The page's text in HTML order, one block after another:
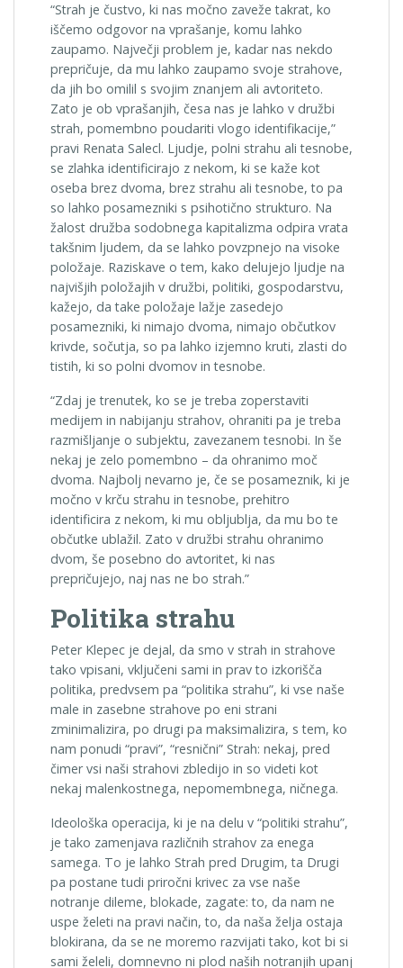
“Strah je čustvo, ki nas močno zaveže takrat, ko
iščemo odgovor na vprašanje, komu lahko
zaupamo. Največji problem je, kadar nas nekdo
prepričuje, da mu lahko zaupamo svoje strahove,
da jih bo omilil s svojim znanjem ali avtoriteto.
Zato je ob vprašanjih, česa nas je lahko v družbi
strah, pomembno poudariti vlogo identifikacije,”
pravi Renata Salecl. Ljudje, polni strahu ali tesnobe,
se zlahka identificirajo z nekom, ki se kaže kot
oseba brez dvoma, brez strahu ali tesnobe, to pa
so lahko posamezniki s psihotično strukturo. Na
žalost družba sodobnega kapitalizma odpira vrata
takšnim ljudem, da se lahko povzpnejo na visoke
položaje. Raziskave o tem, kako delujejo ljudje na
najvišjih položajih v družbi, politiki, gospodarstvu,
kažejo, da take položaje lažje zasedejo
posamezniki, ki nimajo dvoma, nimajo občutkov
krivde, sočutja, so pa lahko izjemno kruti, zlasti do
tistih, ki so polni dvomov in tesnobe.
“Zdaj je trenutek, ko se je treba zoperstaviti
medijem in nabijanju strahov, ohraniti pa je treba
razmišljanje o subjektu, zavezanem tesnobi. In še
nekaj je zelo pomembno – da ohranimo moč
dvoma. Najbolj nevarno je, če se posameznik, ki je
močno v krču strahu in tesnobe, prehitro
identificira z nekom, ki mu obljublja, da mu bo te
občutke ublažil. Zato v družbi strahu ohranimo
dvom, še posebno do avtoritet, ki nas
prepričujejo, naj nas ne bo strah.”
Politika strahu
Peter Klepec je dejal, da smo v strah in strahove
tako vpisani, vključeni sami in prav to izkorišča
politika, predvsem pa “politika strahu”, ki vse naše
male in zasebne strahove po eni strani
zminimalizira, po drugi pa maksimalizira, s tem, ko
nam ponudi “pravi”, “resnični” Strah: nekaj, pred
čimer vsi naši strahovi zbledijo in so videti kot
nekaj malenkostnega, nepomembnega, ničnega.
Ideološka operacija, ki je na delu v “politiki strahu”,
je tako zamenjava različnih strahov za enega
samega. To je lahko Strah pred Drugim, ta Drugi
pa postane tudi priročni krivec za vse naše
notranje dileme, blokade, zagate: to, da nam ne
uspe želeti na pravi način, to, da naša želja ostaja
blokirana, da se ne moremo razvijati tako, kot bi si
sami želeli, domnevno ni plod naših notranjih upanj